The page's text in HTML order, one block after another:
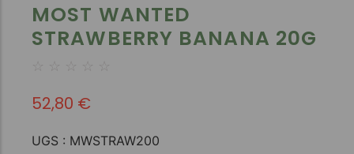
MOST WANTED
STRAWBERRY BANANA 20G
☆ ☆ ☆ ☆ ☆
52,80 €
UGS : MWSTRAW200